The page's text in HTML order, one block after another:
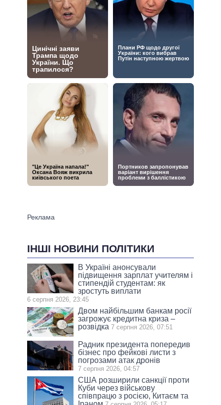
ІНШІ НОВИНИ ПОЛІТИКИ
В Україні анонсували
підвищення зарплат учителям і
стипендій студентам: як
зростуть виплати
6 серпня 2026, 23:45
Двом найбільшим банкам росії
загрожує кредитна криза –
розвідка 7 серпня 2026, 07:51
Радник президента попередив
бізнес про фейкові листи з
погрозами атак дронів
7 серпня 2026, 04:57
США розширили санкції проти
Куби через військову
співпрацю з росією, Китаєм та